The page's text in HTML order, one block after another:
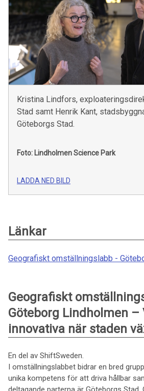
Kristina Lindfors,
Stad samt Henrik Kant,
Göteborgs Stad.
Foto: Lindholmen Science Park
LADDA NED BILD
Länkar
Geografiskt omställningslabb -
Geografiskt
Göteborg Lindholmen –
innovativa när staden
En del av ShiftSweden.
I omställningslabbet bidrar en bred
unika kompetens för att driva hållbar